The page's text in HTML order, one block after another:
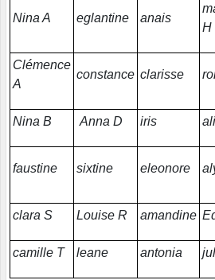
Nina A eglantine anais
H
Clémence
A
constance clarisse
Nina B Anna D iris
faustine sixtine eleonore
clara S Louise R amandine
camille T leane antonia